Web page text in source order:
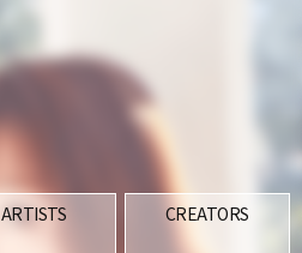
ARTISTS CREATORS